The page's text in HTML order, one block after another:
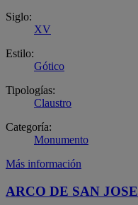
Siglo:
XV
Estilo:
Gótico
Tipologías:
Claustro
Categoría:
Monumento
Más información
ARCO DE SAN JOSE